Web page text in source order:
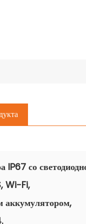
IP67 со
Wi-Fi,
аккумулятором,